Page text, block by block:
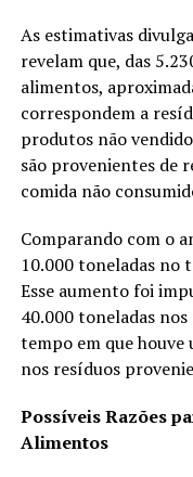
As estimativas
revelam que, das
alimentos,
correspondem a
produtos não
são provenientes de
comida não
Comparando com o
10.000 toneladas no
Esse aumento foi
40.000 toneladas
tempo em que houve
nos resíduos
Possíveis Razões
Alimentos